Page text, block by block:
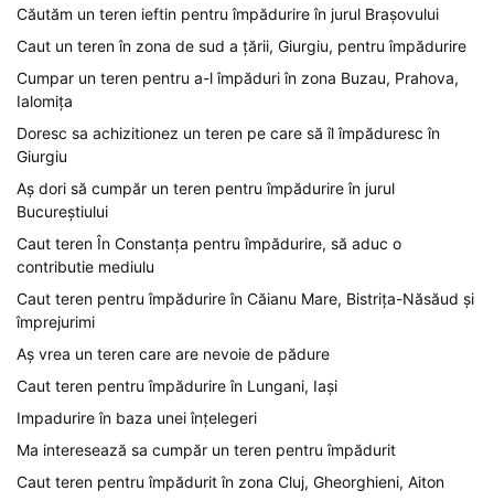
Căutăm un teren ieftin pentru împădurire în jurul Brașovului
Caut un teren în zona de sud a țării, Giurgiu, pentru împădurire
Cumpar un teren pentru a-l împăduri în zona Buzau, Prahova,
Ialomița
Doresc sa achizitionez un teren pe care să îl împăduresc în
Giurgiu
Aș dori să cumpăr un teren pentru împădurire în jurul
Bucureștiului
Caut teren În Constanța pentru împădurire, să aduc o
contributie mediulu
Caut teren pentru împădurire în Căianu Mare, Bistrița-Năsăud și
împrejurimi
Aș vrea un teren care are nevoie de pădure
Caut teren pentru împădurire în Lungani, Iași
Impadurire în baza unei înțelegeri
Ma interesează sa cumpăr un teren pentru împădurit
Caut teren pentru împădurit în zona Cluj, Gheorghieni, Aiton